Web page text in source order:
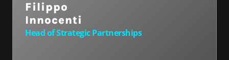
Filippo
Innocenti
Head of Strategic Partnerships